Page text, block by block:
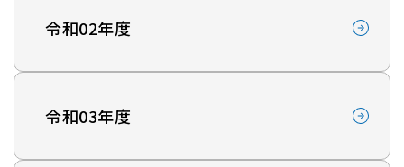
令和02年度
令和03年度